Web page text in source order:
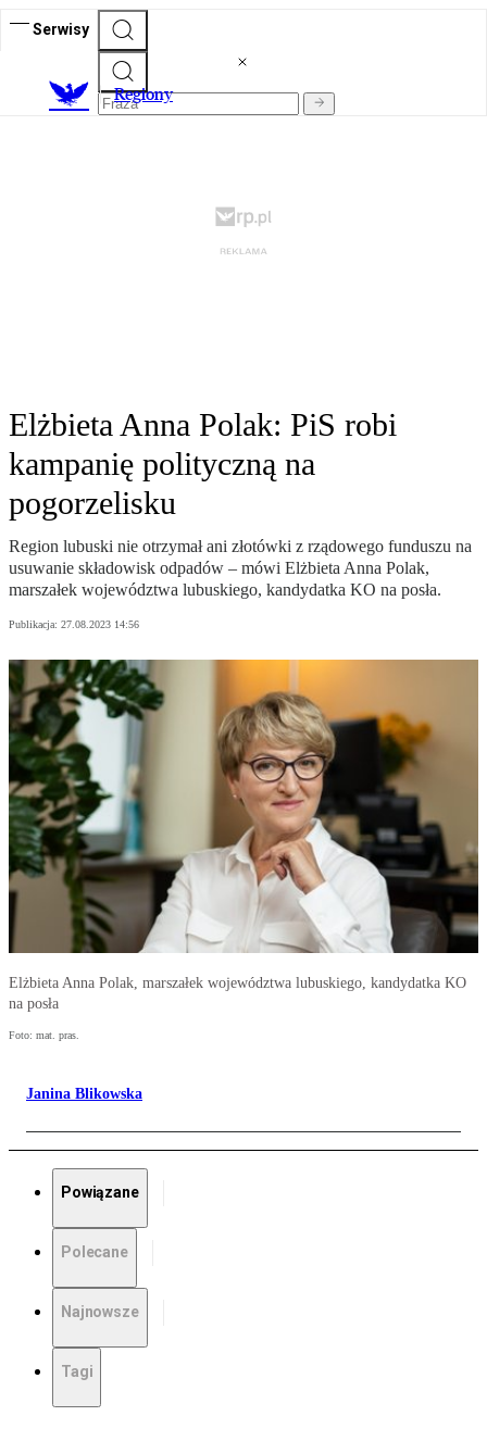
Serwisy
Regiony
Elżbieta Anna Polak: PiS robi
kampanię polityczną na
pogorzelisku
Region lubuski nie otrzymał ani złotówki z rządowego funduszu na
usuwanie składowisk odpadów – mówi Elżbieta Anna Polak,
marszałek województwa lubuskiego, kandydatka KO na posła.
Publikacja: 27.08.2023 14:56
Elżbieta Anna Polak, marszałek województwa lubuskiego, kandydatka KO
na posła
Foto: mat. pras.
Janina Blikowska
Powiązane
Polecane
Najnowsze
Tagi